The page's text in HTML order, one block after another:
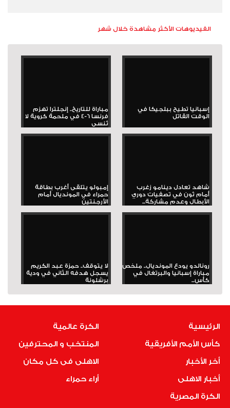
الفيديوهات الأكثر مشاهدة خلال شهر
إسبانيا تطيح ببلجيكا في
الوقت القاتل
مباراة للتاريخ.. إنجلترا تهزم
فرنسا 6-4 في ملحمة كروية لا
تُنسى
شاهد تعادل دينامو زغرب
أمام ثون في تصفيات دوري
الأبطال وعدم مشاركة...
إمبولو يتلقى أغرب بطاقة
حمراء في المونديال أمام
الأرجنتين
رونالدو يودع المونديال.. ملخص
مباراة إسبانيا والبرتغال في
كأس...
لا يتوقف.. حمزة عبد الكريم
يسجل هدفه الثاني في ودية
برشلونة
الرئيسية
كأس الأمم الأفريقية
أخر الأخبار
أخبار الاهلى
الكرة المصرية
الكرة عالمية
المنتخب و المحترفين
الاهلى فى كل مكان
أراء حمراء